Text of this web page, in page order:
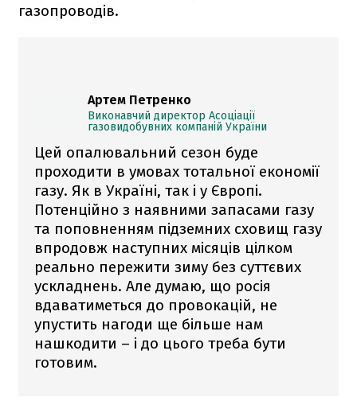
газопроводів.
Артем Петренко
Виконавчий директор Асоціації
газовидобувних компаній України
Цей опалювальний сезон буде
проходити в умовах тотальної економії
газу. Як в Україні, так і у Європі.
Потенційно з наявними запасами газу
та поповненням підземних сховищ газу
впродовж наступних місяців цілком
реально пережити зиму без суттєвих
ускладнень. Але думаю, що росія
вдаватиметься до провокацій, не
упустить нагоди ще більше нам
нашкодити – і до цього треба бути
готовим.